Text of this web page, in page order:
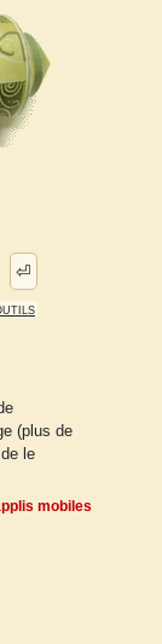
⏎
(plus de
le
mobiles